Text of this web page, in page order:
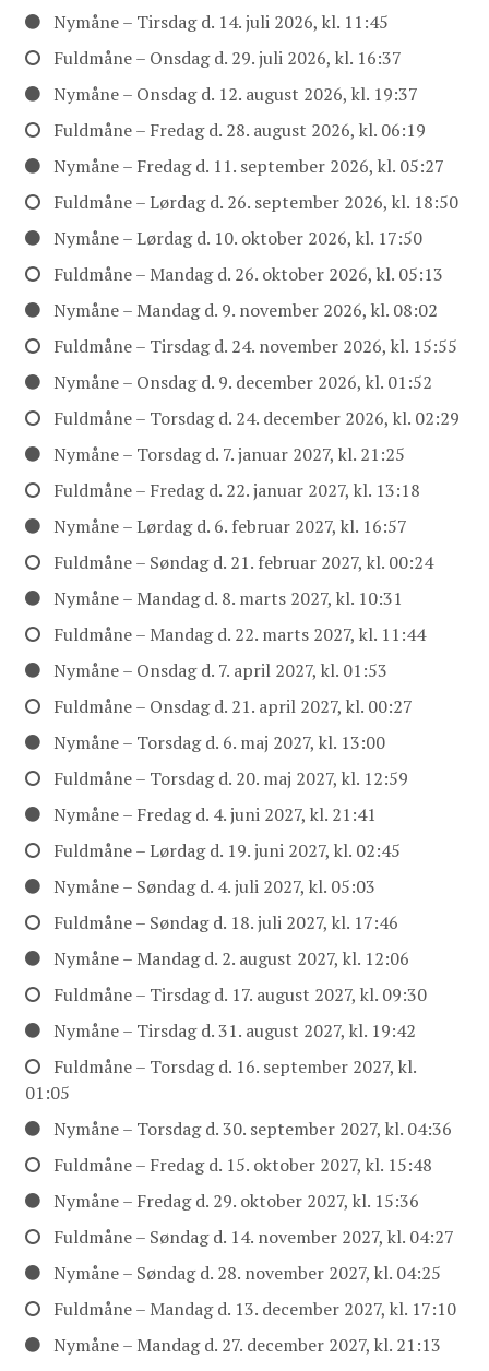
Nymåne – Tirsdag d. 14. juli 2026, kl. 11:45
Fuldmåne – Onsdag d. 29. juli 2026, kl. 16:37
Nymåne – Onsdag d. 12. august 2026, kl. 19:37
Fuldmåne – Fredag d. 28. august 2026, kl. 06:19
Nymåne – Fredag d. 11. september 2026, kl. 05:27
Fuldmåne – Lørdag d. 26. september 2026, kl. 18:50
Nymåne – Lørdag d. 10. oktober 2026, kl. 17:50
Fuldmåne – Mandag d. 26. oktober 2026, kl. 05:13
Nymåne – Mandag d. 9. november 2026, kl. 08:02
Fuldmåne – Tirsdag d. 24. november 2026, kl. 15:55
Nymåne – Onsdag d. 9. december 2026, kl. 01:52
Fuldmåne – Torsdag d. 24. december 2026, kl. 02:29
Nymåne – Torsdag d. 7. januar 2027, kl. 21:25
Fuldmåne – Fredag d. 22. januar 2027, kl. 13:18
Nymåne – Lørdag d. 6. februar 2027, kl. 16:57
Fuldmåne – Søndag d. 21. februar 2027, kl. 00:24
Nymåne – Mandag d. 8. marts 2027, kl. 10:31
Fuldmåne – Mandag d. 22. marts 2027, kl. 11:44
Nymåne – Onsdag d. 7. april 2027, kl. 01:53
Fuldmåne – Onsdag d. 21. april 2027, kl. 00:27
Nymåne – Torsdag d. 6. maj 2027, kl. 13:00
Fuldmåne – Torsdag d. 20. maj 2027, kl. 12:59
Nymåne – Fredag d. 4. juni 2027, kl. 21:41
Fuldmåne – Lørdag d. 19. juni 2027, kl. 02:45
Nymåne – Søndag d. 4. juli 2027, kl. 05:03
Fuldmåne – Søndag d. 18. juli 2027, kl. 17:46
Nymåne – Mandag d. 2. august 2027, kl. 12:06
Fuldmåne – Tirsdag d. 17. august 2027, kl. 09:30
Nymåne – Tirsdag d. 31. august 2027, kl. 19:42
Fuldmåne – Torsdag d. 16. september 2027, kl.
01:05
Nymåne – Torsdag d. 30. september 2027, kl. 04:36
Fuldmåne – Fredag d. 15. oktober 2027, kl. 15:48
Nymåne – Fredag d. 29. oktober 2027, kl. 15:36
Fuldmåne – Søndag d. 14. november 2027, kl. 04:27
Nymåne – Søndag d. 28. november 2027, kl. 04:25
Fuldmåne – Mandag d. 13. december 2027, kl. 17:10
Nymåne – Mandag d. 27. december 2027, kl. 21:13